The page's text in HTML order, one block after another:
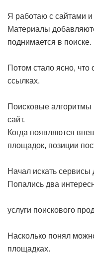
Я работаю с сайтами и
Материалы
поднимается в поиске.
Потом стало ясно,
ссылках.
Поисковые
сайт.
Когда появляются
площадок, позиции
Начал искать
Попались два
услуги поискового
Насколько понял
площадках.